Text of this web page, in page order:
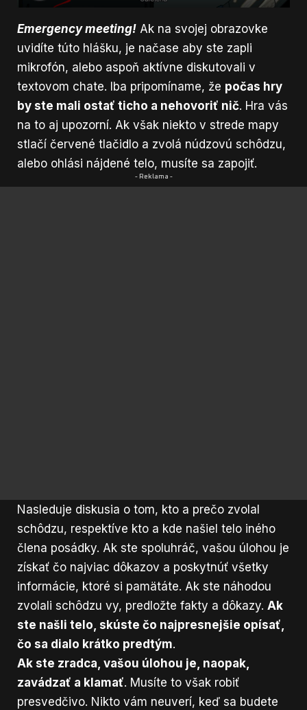
Emergency meeting! Ak na svojej obrazovke
uvidíte túto hlášku, je načase aby ste zapli
mikrofón, alebo aspoň aktívne diskutovali v
textovom chate. Iba pripomíname, že počas hry
by ste mali ostať ticho a nehovoriť nič. Hra vás
na to aj upozorní. Ak však niekto v strede mapy
stlačí červené tlačidlo a zvolá núdzovú schôdzu,
alebo ohlási nájdené telo, musíte sa zapojiť.
- Reklama -
Nasleduje diskusia o tom, kto a prečo zvolal
schôdzu, respektíve kto a kde našiel telo iného
člena posádky. Ak ste spoluhráč, vašou úlohou je
získať čo najviac dôkazov a poskytnúť všetky
informácie, ktoré si pamätáte. Ak ste náhodou
zvolali schôdzu vy, predložte fakty a dôkazy. Ak
ste našli telo, skúste čo najpresnejšie opísať,
čo sa dialo krátko predtým.
Ak ste zradca, vašou úlohou je, naopak,
zavádzať a klamať. Musíte to však robiť
presvedčivo. Nikto vám neuverí, keď sa budete